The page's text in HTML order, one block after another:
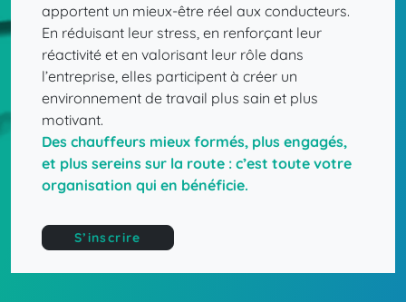
apportent un mieux-être réel aux conducteurs.
En réduisant leur stress, en renforçant leur
réactivité et en valorisant leur rôle dans
l’entreprise, elles participent à créer un
environnement de travail plus sain et plus
motivant.
Des chauffeurs mieux formés, plus engagés,
et plus sereins sur la route : c’est toute votre
organisation qui en bénéficie.
S’inscrire